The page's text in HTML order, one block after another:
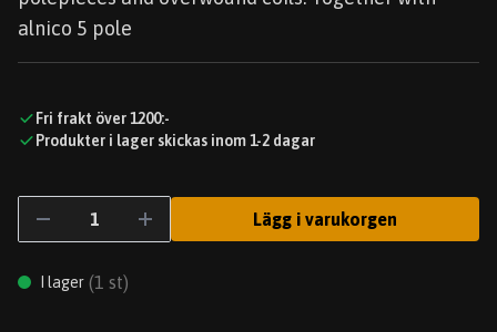
alnico 5 pole
Fri frakt över 1200:-
Produkter i lager skickas inom 1-2 dagar
Lägg i varukorgen
I lager (1 st)